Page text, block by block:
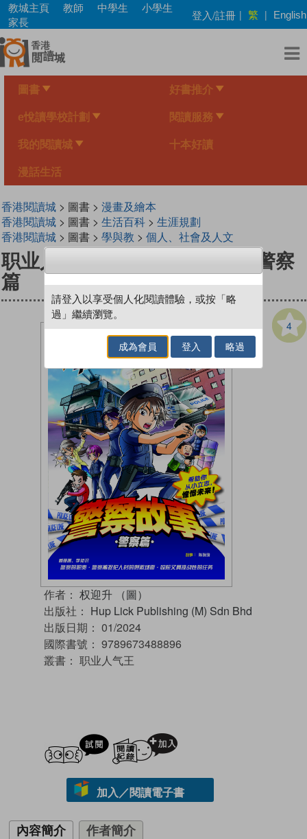
Skip
main
content
教城主頁 教師 中學生
小學生
家長
登入/註冊 | 繁 | English
圖書 好書推介
e悅讀學校計劃 閱讀服務
我的閱讀城 十本好讀
漫話生活
香港閱讀城> 圖書 > 漫畫及繪本
香港閱讀城> 圖書 > 生活百科> 生涯規劃
香港閱讀城> 圖書 > 學與教 > 個人、社會及人文
职业人气王 6 ~《 警察故事 》警察
篇
4
作者： 权迎升 （圖）
出版社： Hup Lick Publishing (M) Sdn Bhd
出版日期： 01/2024
國際書號： 9789673488896
叢書： 职业人气王
試閲
加入／閱讀電子書
內容簡介 作者簡介
請登入以享受個人化閱讀體驗，或按「略
過」繼續瀏覽。
成為會員 登入 略過